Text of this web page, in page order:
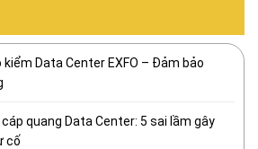
kiểm Data Center EXFO – Đảm bảo
quang Data Center: 5 sai lầm gây
cố